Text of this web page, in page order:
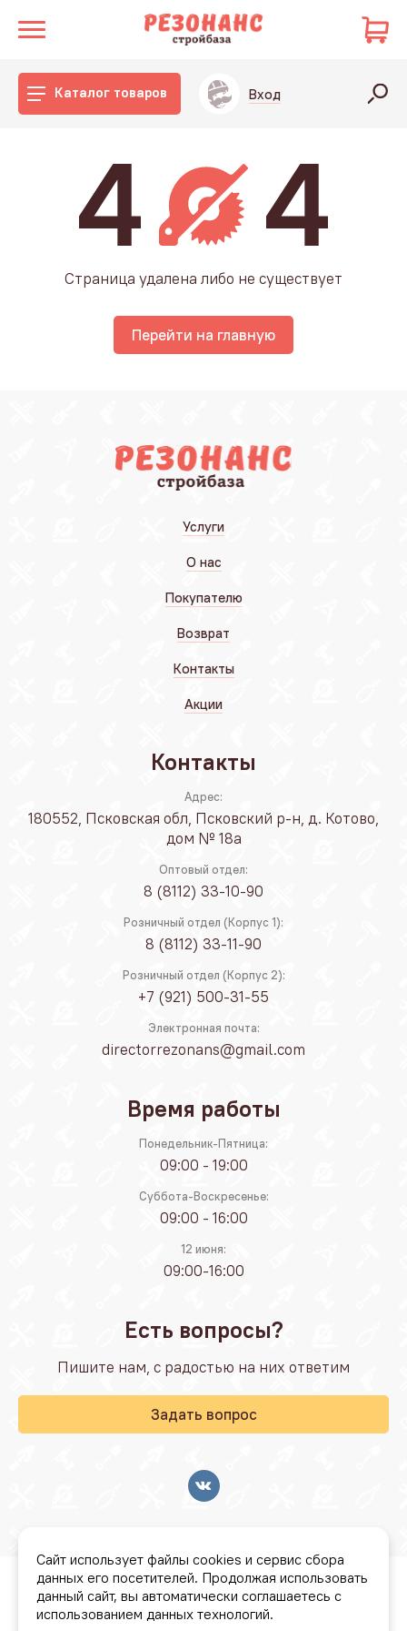
Каталог товаров Вход
Страница удалена либо не существует
Перейти на главную
Услуги
О нас
Покупателю
Возврат
Контакты
Акции
Контакты
Адрес:
180552, Псковская обл, Псковский р-н, д. Котово,
дом № 18а
Оптовый отдел:
8 (8112) 33-10-90
Розничный отдел (Корпус 1):
8 (8112) 33-11-90
Розничный отдел (Корпус 2):
+7 (921) 500-31-55
Электронная почта:
directorrezonans@gmail.com
Время работы
Понедельник-Пятница:
09:00 - 19:00
Суббота-Воскресенье:
09:00 - 16:00
12 июня:
09:00-16:00
Есть вопросы?
Пишите нам, с радостью на них ответим
Задать вопрос
© Стройбаза "Резонанс" 2026
Условия бонусной программы
Сайт использует файлы cookies и сервис сбора
данных его посетителей. Продолжая использовать
данный сайт, вы автоматически соглашаетесь с
использованием данных технологий.